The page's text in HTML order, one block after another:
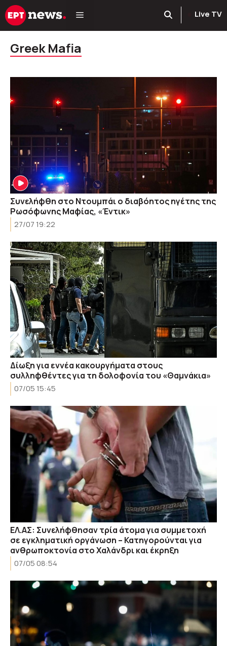
Μετάβαση
σε
Live TV
Greek Mafia
Συνελήφθη στο Ντουμπάι ο διαβόητος ηγέτης της
Ρωσόφωνης Μαφίας, «Έντικ»
27/07 19:22
Δίωξη για εννέα κακουργήματα στους
συλληφθέντες για τη δολοφονία του «Θαμνάκια»
07/05 15:45
EΛ.ΑΣ: Συνελήφθησαν τρία άτομα για συμμετοχή
σε εγκληματική οργάνωση – Κατηγορούνται για
ανθρωποκτονία στο Χαλάνδρι και έκρηξη
07/05 08:54